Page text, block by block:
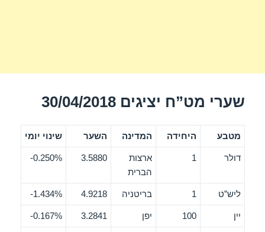
שערי מט”ח יציגים 30/04/2018
מטבע היחידה המדינה השער שינוי יומי
דולר 1
ארצות
הברית
3.5880
0.250%-
ליש”ט 1 בריטניה 4.9218
1.434%-
יין 100 יפן 3.2841
0.167%-